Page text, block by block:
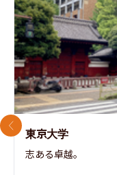
東京大学
志ある卓越。
前のスライド